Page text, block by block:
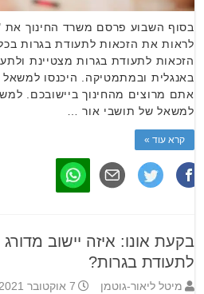
בסוף השבוע פרסם משרד החינוך את
לראות את הזכאות לתעודת בגרות
באנגלית ובמתמטיקה. היכנסו
אתם מרוצים מהחינוך ביישובכם.
למשאל של תושבי אור …
קרא עוד »
לתעודת בגרות?
מיטל ליאור-גוטמן 7 אוקטובר 2021 8:45